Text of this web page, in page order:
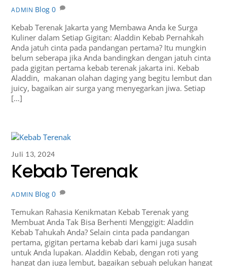
ADMIN Blog 0
Kebab Terenak Jakarta yang Membawa Anda ke Surga
Kuliner dalam Setiap Gigitan: Aladdin Kebab Pernahkah
Anda jatuh cinta pada pandangan pertama? Itu mungkin
belum seberapa jika Anda bandingkan dengan jatuh cinta
pada gigitan pertama kebab terenak jakarta ini. Kebab
Aladdin, makanan olahan daging yang begitu lembut dan
juicy, bagaikan air surga yang menyegarkan jiwa. Setiap
[…]
Juli 13, 2024
Kebab Terenak
ADMIN Blog 0
Temukan Rahasia Kenikmatan Kebab Terenak yang
Membuat Anda Tak Bisa Berhenti Menggigit: Aladdin
Kebab Tahukah Anda? Selain cinta pada pandangan
pertama, gigitan pertama kebab dari kami juga susah
untuk Anda lupakan. Aladdin Kebab, dengan roti yang
hangat dan juga lembut, bagaikan sebuah pelukan hangat